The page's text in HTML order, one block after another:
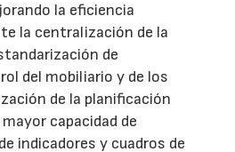
la eficiencia
la centralización de la
de
del mobiliario y de los
de la planificación
capacidad de
indicadores y cuadros de